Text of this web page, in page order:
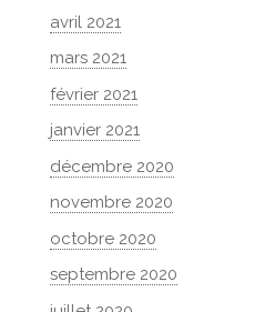
avril 2021
mars 2021
février 2021
janvier 2021
décembre 2020
novembre 2020
octobre 2020
septembre 2020